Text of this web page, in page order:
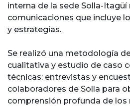
interna de la sede Solla-
comunicaciones que incluye
y estrategias.
Se realizó una metodología
cualitativa y estudio de caso
técnicas: entrevistas y
colaboradores de Solla para
comprensión profunda de los